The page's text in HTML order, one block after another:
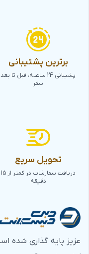
برترین پشتیبانی
پشیبانی 24 ساعته، قبل تا بعد
سفر
تحویل سریع
دریافت سفارشات در کمتر از 15
دقیقه
عزیز پایه گذاری شده